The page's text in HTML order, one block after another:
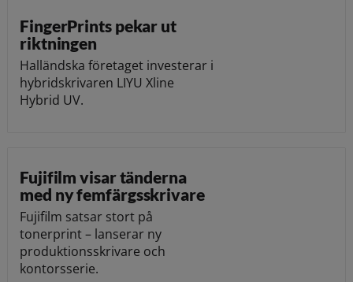
FingerPrints pekar ut
riktningen
Halländska företaget investerar i
hybridskrivaren LIYU Xline
Hybrid UV.
Fujifilm visar tänderna
med ny femfärgsskrivare
Fujifilm satsar stort på
tonerprint – lanserar ny
produktionsskrivare och
kontorsserie.